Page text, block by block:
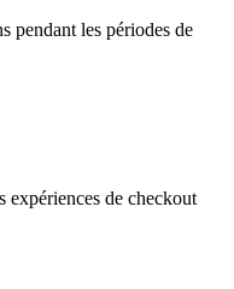
pendant les périodes de
expériences de checkout